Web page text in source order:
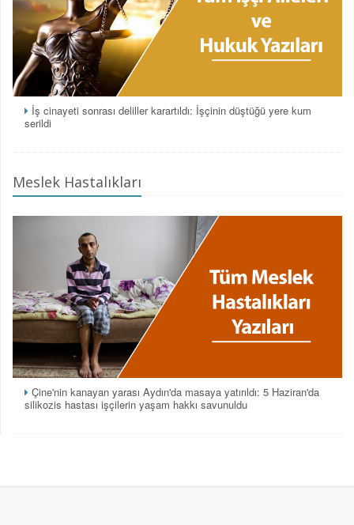
İş cinayeti sonrası deliller karartıldı: İşçinin düştüğü yere kum
serildi
Meslek Hastalıkları
Çine'nin kanayan yarası Aydın'da masaya yatırıldı: 5 Haziran'da
silikozis hastası işçilerin yaşam hakkı savunuldu